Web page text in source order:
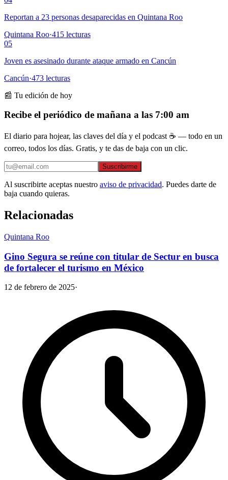
Reportan a 23 personas desaparecidas en Quintana Roo
Quintana Roo·415 lecturas
05
Joven es asesinado durante ataque armado en Cancún
Cancún·473 lecturas
📰 Tu edición de hoy
Recibe el periódico de mañana a las 7:00 am
El diario para hojear, las claves del día y el podcast ☕ — todo en un
correo, todos los días. Gratis, y te das de baja con un clic.
Suscribirme
Al suscribirte aceptas nuestro aviso de privacidad. Puedes darte de
baja cuando quieras.
Relacionadas
Quintana Roo
Gino Segura se reúne con titular de Sectur en busca
de fortalecer el turismo en México
12 de febrero de 2025·